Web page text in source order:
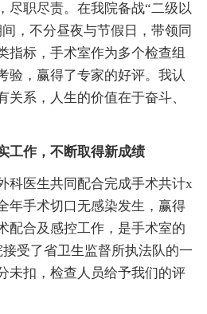
尽职尽责。在我院备战“二级以
，不分昼夜与节假日，带领同
指标，手术室作为多个检查组
验，赢得了专家的好评。我认
关系，人生的价值在于奋斗、
作，不断取得新成绩
医生共同配合完成手术共计x
年手术切口无感染发生，赢得
配合及感控工作，是手术室的
受了省卫生监督所执法队的一
未扣，检查人员给予我们的评